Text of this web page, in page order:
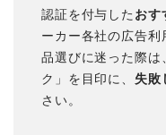
認証を付与した おす
ーカー各社の広告
品選びに迷った際は
ク」を目印に、 失敗
さい。